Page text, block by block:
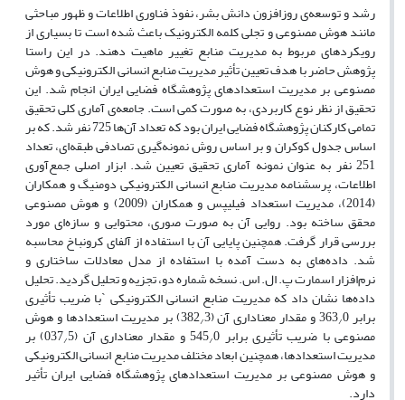
رشد و توسعه‌ی روزافزون دانش بشر، نفوذ فناوری اطلاعات و ظهور مباحثی
مانند هوش مصنوعی و تجلی کلمه الکترونیک باعث شده است تا بسیاری از
رویکردهای مربوط به مدیریت منابع تغییر ماهیت دهند. در این راستا
پژوهش حاضر با هدف تعیین تأثیر مدیریت منابع انسانی الکترونیکی و هوش
مصنوعی بر مدیریت استعدادهای پژوهشگاه فضایی ایران انجام شد. این
تحقیق از نظر نوع کاربردی، به صورت کمی است. جامعه‌ی آماری کلی تحقیق
تمامی کارکنان پژوهشگاه فضایی ایران بود که تعداد آن‌ها 725 نفر شد. که بر
اساس جدول کوکران و بر اساس روش نمونه‌گیری تصادفی طبقه‌ای، تعداد
251 نفر به عنوان نمونه آماری تحقیق تعیین شد. ابزار اصلی جمع‌آوری
اطلاعات، پرسشنامه مدیریت منابع انسانی الکترونیکی دومنیگ و همکاران
(2014)، مدیریت استعداد فیلیپس و همکاران (2009) و هوش مصنوعی
محقق ساخته بود. روایی آن به صورت صوری، محتوایی و سازه‌ای مورد
بررسی قرار گرفت. همچنین پایایی آن با استفاده از آلفای کرونباخ محاسبه
شد. داده‌های به دست آمده با استفاده از مدل معادلات ساختاری و
نرم‌افزار اسمارت پ. ال. اس. نسخه شماره دو، تجزیه و تحلیل گردید. تحلیل
داده‌ها نشان داد که مدیریت منابع انسانی الکترونیکی `با ضریب تأثیری
برابر 363 /0 و مقدار معناداری آن (382 / 3) بر مدیریت استعدادها و هوش
مصنوعی با ضریب تأثیری برابر 545 /0 و مقدار معناداری آن (037 / 5) بر
مدیریت استعدادها، همچنین ابعاد مختلف مدیریت منابع انسانی الکترونیکی
و هوش مصنوعی بر مدیریت استعدادهای پژوهشگاه فضایی ایران تأثیر
دارد.